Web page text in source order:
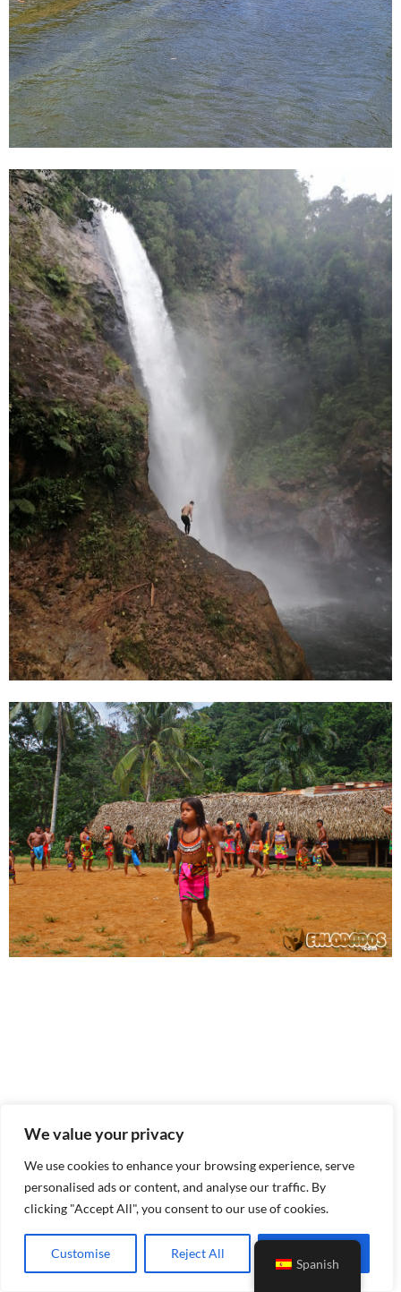
We value your privacy
We use cookies to enhance your browsing experience, serve
personalised ads or content, and analyse our traffic. By
clicking "Accept All", you consent to our use of cookies.
Customise Reject All
Spanish